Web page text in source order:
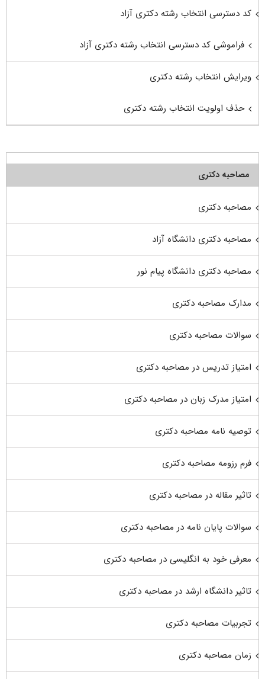
کد دسترسی انتخاب رشته دکتری آزاد
فراموشی کد دسترسی انتخاب رشته دکتری آزاد
ویرایش انتخاب رشته دکتری
حذف اولویت انتخاب رشته دکتری
مصاحبه دکتری
مصاحبه دکتری
مصاحبه دکتری دانشگاه آزاد
مصاحبه دکتری دانشگاه پیام نور
مدارک مصاحبه دکتری
سوالات مصاحبه دکتری
امتیاز تدریس در مصاحبه دکتری
امتیاز مدرک زبان در مصاحبه دکتری
توصیه نامه مصاحبه دکتری
فرم رزومه مصاحبه دکتری
تاثیر مقاله در مصاحبه دکتری
سوالات پایان نامه در مصاحبه دکتری
معرفی خود به انگلیسی در مصاحبه دکتری
تاثیر دانشگاه ارشد در مصاحبه دکتری
تجربیات مصاحبه دکتری
زمان مصاحبه دکتری